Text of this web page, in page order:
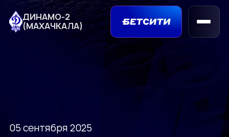
ДИНАМО-2
(МАХАЧКАЛА)
05 сентября 2025